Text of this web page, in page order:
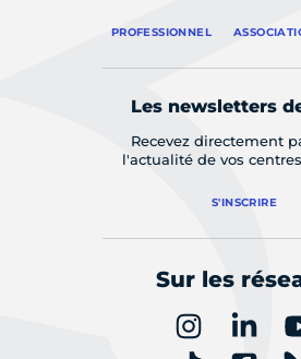
PROFESSIONNEL
Les newsletters
Recevez directement
l'actualité de vos
S'INSCRIRE
Sur les